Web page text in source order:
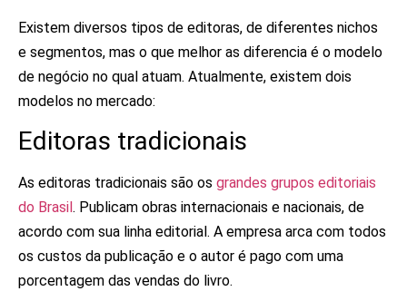
Existem diversos tipos de editoras, de diferentes nichos
e segmentos, mas o que melhor as diferencia é o modelo
de negócio no qual atuam. Atualmente, existem dois
modelos no mercado:
Editoras tradicionais
As editoras tradicionais são os grandes grupos editoriais
do Brasil. Publicam obras internacionais e nacionais, de
acordo com sua linha editorial. A empresa arca com todos
os custos da publicação e o autor é pago com uma
porcentagem das vendas do livro.